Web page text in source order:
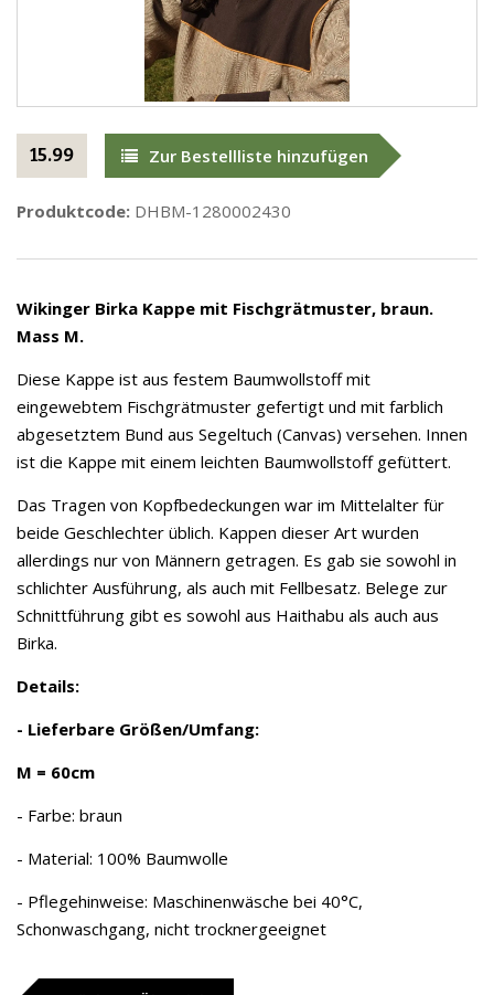
15.99 Zur Bestellliste hinzufügen
Produktcode: DHBM-1280002430
Wikinger Birka Kappe mit Fischgrätmuster, braun.
Mass M.
Diese Kappe ist aus festem Baumwollstoff mit
eingewebtem Fischgrätmuster gefertigt und mit farblich
abgesetztem Bund aus Segeltuch (Canvas) versehen. Innen
ist die Kappe mit einem leichten Baumwollstoff gefüttert.
Das Tragen von Kopfbedeckungen war im Mittelalter für
beide Geschlechter üblich. Kappen dieser Art wurden
allerdings nur von Männern getragen. Es gab sie sowohl in
schlichter Ausführung, als auch mit Fellbesatz. Belege zur
Schnittführung gibt es sowohl aus Haithabu als auch aus
Birka.
Details:
- Lieferbare Größen/Umfang:
M = 60cm
- Farbe: braun
- Material: 100% Baumwolle
- Pflegehinweise: Maschinenwäsche bei 40°C,
Schonwaschgang, nicht trocknergeeignet